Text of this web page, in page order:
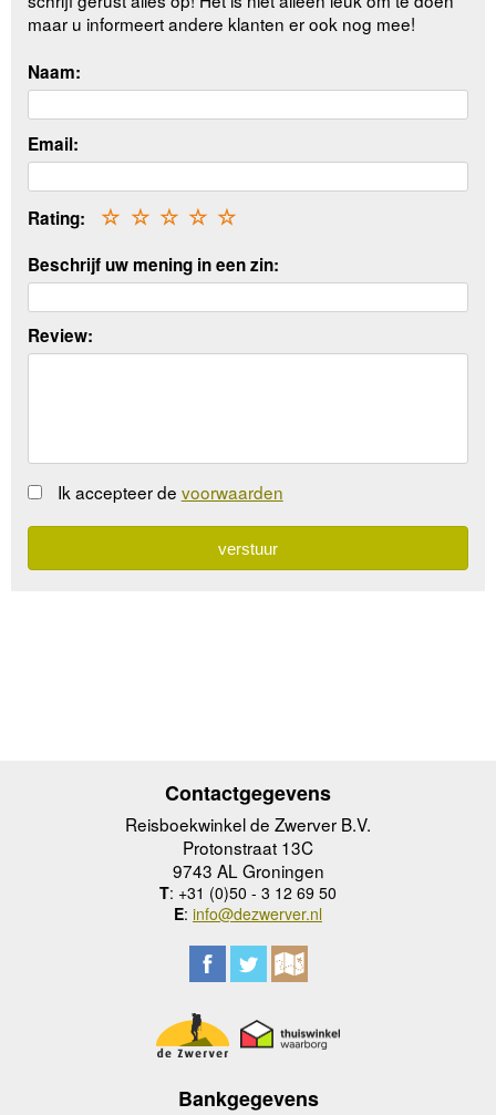
maar u informeert andere klanten er ook nog mee!
Naam:
Email:
Rating: ☆
☆
☆
☆
☆
Beschrijf uw mening in een zin:
Review:
Ik accepteer de voorwaarden
Contactgegevens
Reisboekwinkel de Zwerver B.V.
Protonstraat 13C
9743 AL Groningen
T: +31 (0)50 - 3 12 69 50
E: info@dezwerver.nl
Bankgegevens